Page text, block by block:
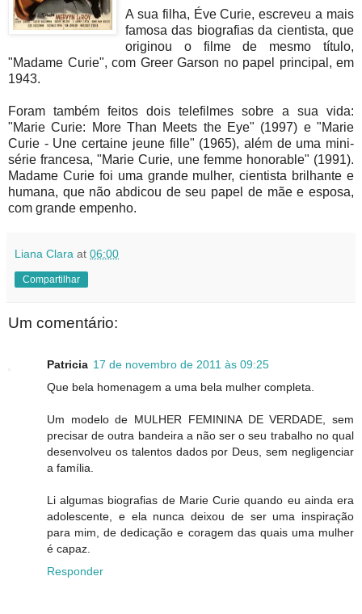
A sua filha, Éve Curie, escreveu a mais
famosa das biografias da cientista, que
originou o filme de mesmo título,
"Madame Curie", com Greer Garson no papel principal, em
1943.
Foram também feitos dois telefilmes sobre a sua vida:
"Marie Curie: More Than Meets the Eye" (1997) e "Marie
Curie - Une certaine jeune fille" (1965), além de uma mini-
série francesa, "Marie Curie, une femme honorable" (1991).
Madame Curie foi uma grande mulher, cientista brilhante e
humana, que não abdicou de seu papel de mãe e esposa,
com grande empenho.
Liana Clara at 06:00
Compartilhar
Um comentário:
Patricia 17 de novembro de 2011 às 09:25
Que bela homenagem a uma bela mulher completa.
Um modelo de MULHER FEMININA DE VERDADE, sem
precisar de outra bandeira a não ser o seu trabalho no qual
desenvolveu os talentos dados por Deus, sem negligenciar
a família.
Li algumas biografias de Marie Curie quando eu ainda era
adolescente, e ela nunca deixou de ser uma inspiração
para mim, de dedicação e coragem das quais uma mulher
é capaz.
Responder